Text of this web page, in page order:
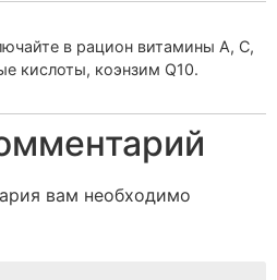
в рацион витамины А, С,
кислоты, коэнзим Q10.
вам необходимо